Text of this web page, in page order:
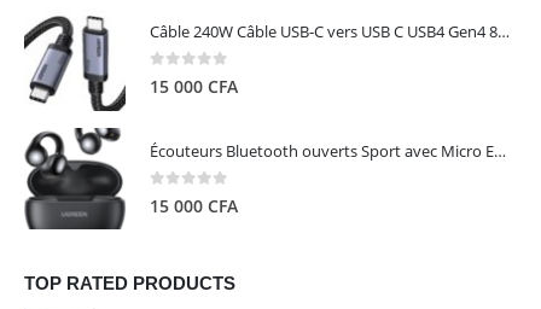
Câble 240W Câble USB-C vers USB C USB4 Gen4 80Gbps pour Thunderbolt 5/4/3, Premium 18K double écran triple 4K PD3.1 - UGREEN
0 out of 5
15 000 CFA
Écouteurs Bluetooth ouverts Sport avec Micro ENC IPX5 – HiTune S3 UGREEN 45785
0 out of 5
15 000 CFA
TOP RATED PRODUCTS